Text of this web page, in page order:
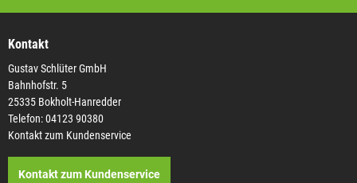
Kontakt
Gustav Schlüter GmbH
Bahnhofstr. 5
25335 Bokholt-Hanredder
Telefon: 04123 90380
Kontakt zum Kundenservice
Kontakt zum Kundenservice